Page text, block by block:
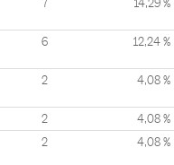
7 14,29 %
6 12,24 %
2 4,08 %
2 4,08 %
2 4,08 %